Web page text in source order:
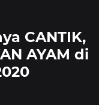
CANTIK,
AYAM di